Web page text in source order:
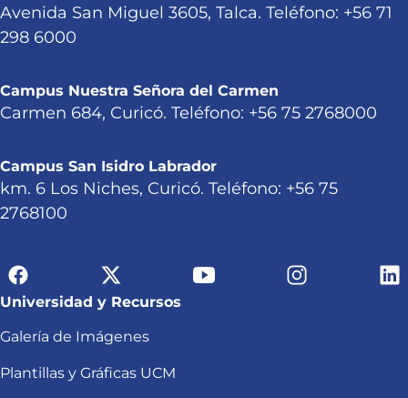
Avenida San Miguel 3605, Talca. Teléfono: +56 71
298 6000
Campus Nuestra Señora del Carmen
Carmen 684, Curicó. Teléfono: +56 75 2768000
Campus San Isidro Labrador
km. 6 Los Niches, Curicó. Teléfono: +56 75
2768100
Universidad y Recursos
Galería de Imágenes
Plantillas y Gráficas UCM